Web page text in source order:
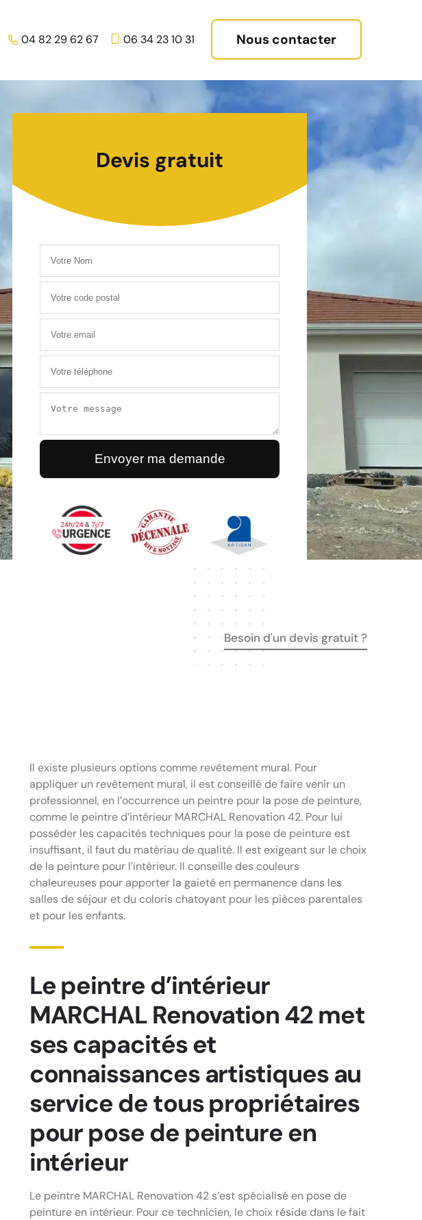
04 82 29 62 67 06 34 23 10 31 Nous contacter
Devis gratuit
Besoin d'un devis gratuit ?
Il existe plusieurs options comme revêtement mural. Pour
appliquer un revêtement mural, il est conseillé de faire venir un
professionnel, en l’occurrence un peintre pour la pose de peinture,
comme le peintre d’intérieur MARCHAL Renovation 42. Pour lui
posséder les capacités techniques pour la pose de peinture est
insuffisant, il faut du matériau de qualité. Il est exigeant sur le choix
de la peinture pour l’intérieur. Il conseille des couleurs
chaleureuses pour apporter la gaieté en permanence dans les
salles de séjour et du coloris chatoyant pour les pièces parentales
et pour les enfants.
Le peintre d’intérieur
MARCHAL Renovation 42 met
ses capacités et
connaissances artistiques au
service de tous propriétaires
pour pose de peinture en
intérieur
Le peintre MARCHAL Renovation 42 s’est spécialisé en pose de
peinture en intérieur. Pour ce technicien, le choix réside dans le fait